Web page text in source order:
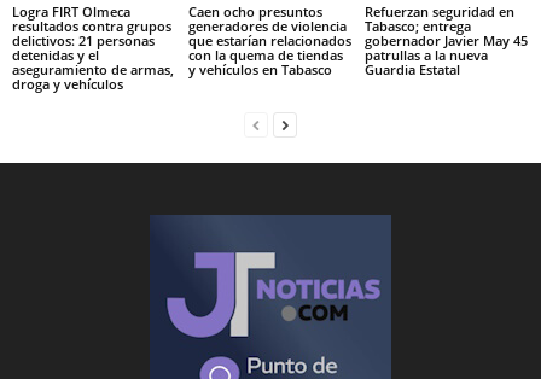
Logra FIRT Olmeca
resultados contra grupos
delictivos: 21 personas
detenidas y el
aseguramiento de armas,
droga y vehículos
Caen ocho presuntos
generadores de violencia
que estarían relacionados
con la quema de tiendas
y vehículos en Tabasco
Refuerzan seguridad en
Tabasco; entrega
gobernador Javier May 45
patrullas a la nueva
Guardia Estatal